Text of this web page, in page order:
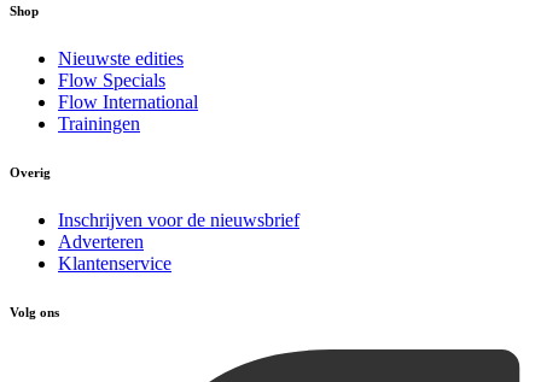
Shop
Nieuwste edities
Flow Specials
Flow International
Trainingen
Overig
Inschrijven voor de nieuwsbrief
Adverteren
Klantenservice
Volg ons